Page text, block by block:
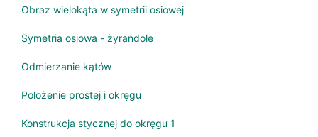
Obraz wielokąta w symetrii osiowej
Symetria osiowa - żyrandole
Odmierzanie kątów
Polożenie prostej i okręgu
Konstrukcja stycznej do okręgu 1